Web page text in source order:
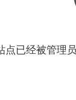
点已经被管理